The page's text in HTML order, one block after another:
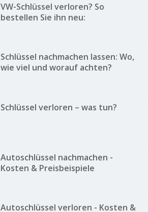
VW-Schlüssel verloren? So
bestellen Sie ihn neu:
Schlüssel nachmachen lassen: Wo,
wie viel und worauf achten?
Schlüssel verloren – was tun?
Autoschlüssel nachmachen -
Kosten & Preisbeispiele
Autoschlüssel verloren - Kosten &